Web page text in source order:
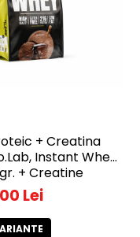
+ Creatina
Instant Whey
+ Creatine
FREE,
Lei